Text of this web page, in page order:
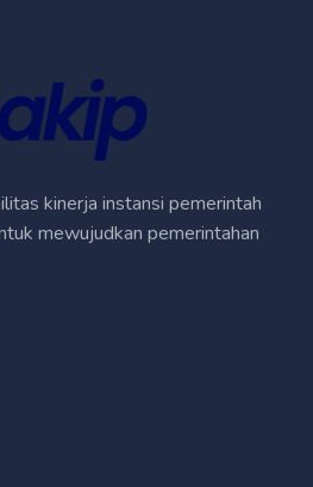
kinerja instansi pemerintah
mewujudkan pemerintahan